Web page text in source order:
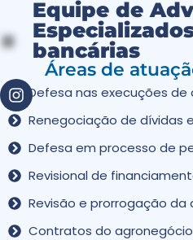
Equipe de
bancárias
Áreas de
Defesa nas execuções de
Renegociação de dívidas
Defesa em processo de
Revisional de
Revisão e prorrogação da
Contratos do agronegócio